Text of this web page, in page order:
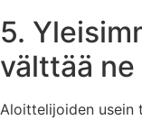
5.
välttää ne
Aloittelijoiden usein